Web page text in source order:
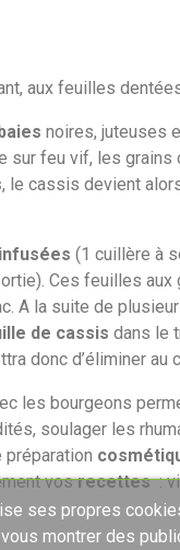
aux feuilles
noires, juteuses
sur feu vif, les
, le cassis devient
infusées (1 cuillère à
Ces feuilles
A la suite de
de cassis dans le
donc d’éliminer au
les bourgeons
soulager les
préparation
vosrecettes:
ses propres
montrer des